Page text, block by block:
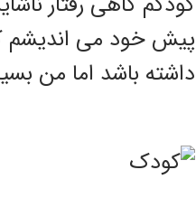
پیش خود می اندیشم
داشته باشد اما من